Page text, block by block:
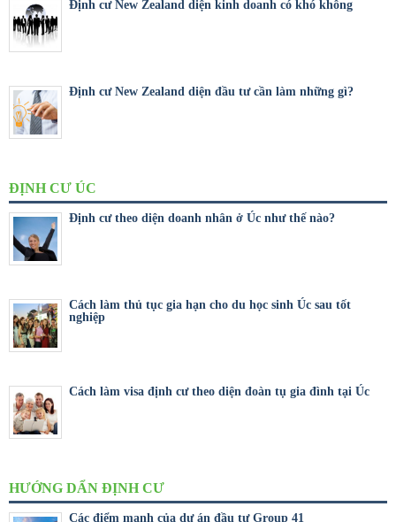
Định cư New Zealand diện kinh doanh có khó không
Định cư New Zealand diện đầu tư cần làm những gì?
ĐỊNH CƯ ÚC
Định cư theo diện doanh nhân ở Úc như thế nào?
Cách làm thủ tục gia hạn cho du học sinh Úc sau tốt
nghiệp
Cách làm visa định cư theo diện đoàn tụ gia đình tại Úc
HƯỚNG DẨN ĐỊNH CƯ
Các điểm mạnh của dự án đầu tư Group 41